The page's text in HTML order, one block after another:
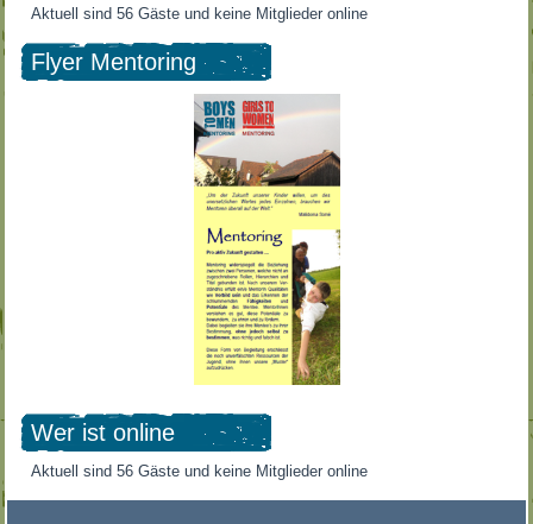
Aktuell sind 56 Gäste und keine Mitglieder online
Flyer Mentoring
Wer ist online
Aktuell sind 56 Gäste und keine Mitglieder online